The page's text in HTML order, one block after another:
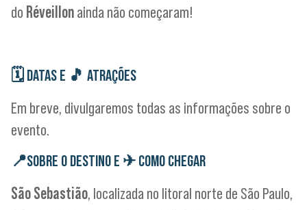
do Réveillonainda não começaram!
🗓 DATAS E 🎵 ATRAÇÕES
Em breve, divulgaremos todas as informações sobre o
evento.
📍SOBRE O DESTINO E ✈COMO CHEGAR
São Sebastião, localizada no litoral norte de São Paulo,